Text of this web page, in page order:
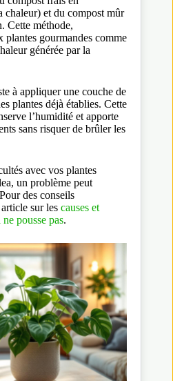
chaleur) et du compost mûr
Cette méthode,
plantes gourmandes comme
générée par la
à appliquer une couche de
plantes déjà établies. Cette
l’humidité et apporte
sans risquer de brûler les
avec vos plantes
un problème peut
des conseils
sur les causes et
pousse pas.